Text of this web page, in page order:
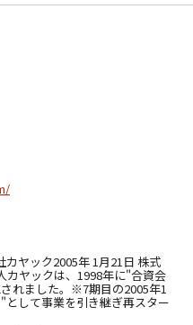
カヤック2005年 1月21日 株式
ヤックは、1998年に"合資会
れました。※7期目の2005年1
して事業を引き継ぎ再スター